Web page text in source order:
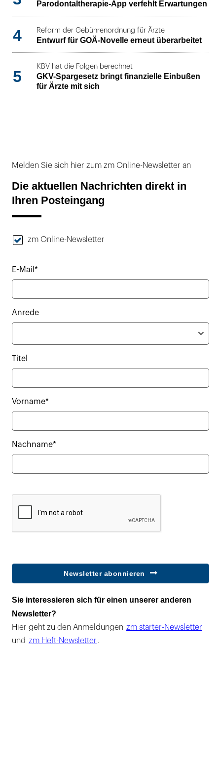
Parodontaltherapie-App verfehlt Erwartungen
4 Reform der Gebührenordnung für Ärzte
Entwurf für GOÄ-Novelle erneut überarbeitet
5
KBV hat die Folgen berechnet
GKV-Spargesetz bringt finanzielle Einbußen
für Ärzte mit sich
Melden Sie sich hier zum zm Online-Newsletter an
Die aktuellen Nachrichten direkt in
Ihren Posteingang
zm Online-Newsletter
E-Mail*
Anrede
Titel
Vorname*
Nachname*
Newsletter abonnieren
Sie interessieren sich für einen unserer anderen
Newsletter?
Hier geht zu den Anmeldungen zm starter-Newsletter
und zm Heft-Newsletter .